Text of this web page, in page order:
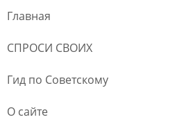
Главная
СПРОСИ СВОИХ
Гид по Советскому
О сайте